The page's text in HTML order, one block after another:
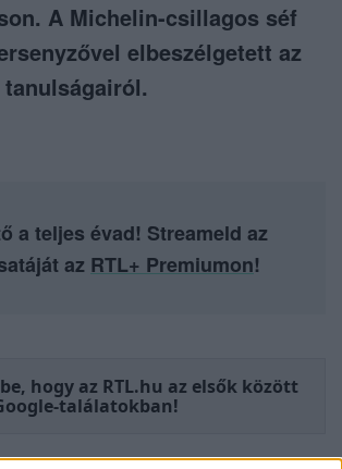
A Michelin-csillagos séf
elbeszélgetett az
a teljes évad! Streameld az
az RTL+ Premiumon!
hogy az RTL.hu az elsők között
találatokban!